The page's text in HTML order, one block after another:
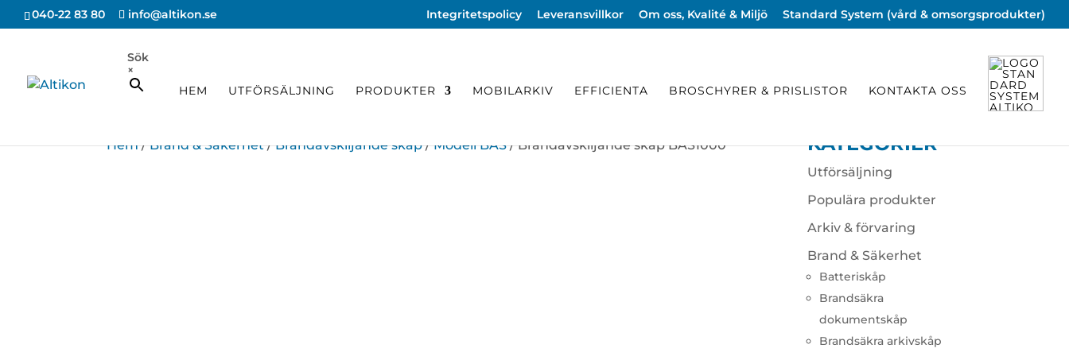
040-22 83 80 info@altikon.se Integritetspolicy Leveransvillkor Om oss, Kvalité & Miljö Standard System (vård & omsorgsprodukter)
Sök
×
HEM
UTFÖRSÄLJNING PRODUKTER MOBILARKIV EFFICIENTA BROSCHYRER & PRISLISTOR KONTAKTA OSS
Hem/Brand & Säkerhet/Brandavskiljande skåp/Modell BAS/ Brandavskiljande skåp BAS1000 KATEGORIER
Utförsäljning
Populära produkter
Arkiv & förvaring
Brand & Säkerhet
Batteriskåp
Brandsäkra
dokumentskåp
Brandsäkra arkivskåp